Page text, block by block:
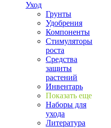
Уход
Грунты
Удобрения
Компоненты
Стимуляторы
роста
Средства
защиты
растений
Инвентарь
Показать еще
Наборы для
ухода
Литература